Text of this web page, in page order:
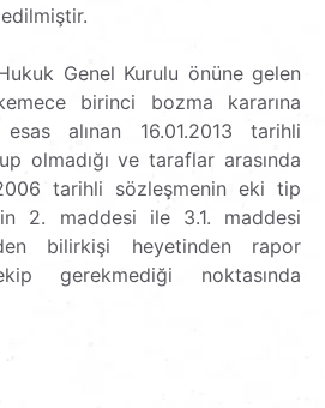
Genel Kurulu önüne gelen
birinci bozma kararına
alınan 16.01.2013 tarihli
olmadığı ve taraflar arasında
tarihli sözleşmenin eki tip
2. maddesi ile 3.1. maddesi
bilirkişi heyetinden rapor
gerekmediği noktasında